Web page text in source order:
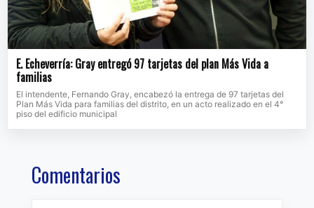
E. Echeverría: Gray entregó 97 tarjetas del plan Más Vida a
familias
El intendente, Fernando Gray, encabezó la entrega de 97 tarjetas del
Plan Más Vida para familias del distrito, en un acto realizado en el 4°
piso del edificio municipal
Comentarios